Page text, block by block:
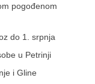
pogođenom
do 1. srpnja
u Petrinji
i Gline